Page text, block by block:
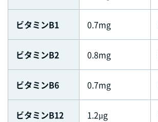
ビタミンB1 0.7mg
ビタミンB2 0.8mg
ビタミンB6 0.7mg
ビタミンB12 1.2µg